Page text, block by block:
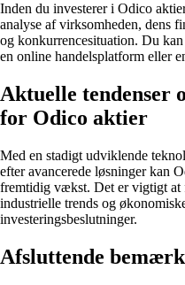
Inden du investerer i Odico
analyse af virksomheden, dens
og konkurrencesituation. Du
en online handelsplatform eller
Aktuelle tendenser
for Odico aktier
Med en stadigt udviklende
efter avancerede løsninger kan
fremtidig vækst. Det er vigtigt at
industrielle trends og
investeringsbeslutninger.
Afsluttende